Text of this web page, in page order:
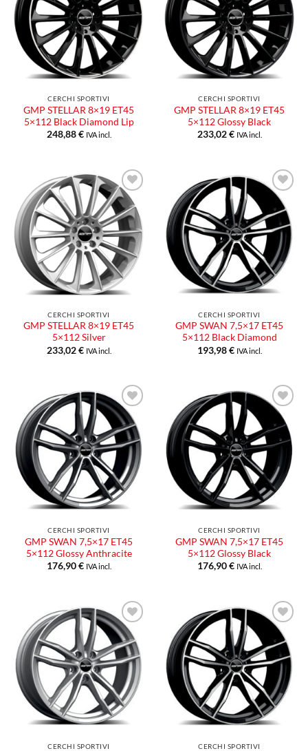
CERCHI SPORTIVI
GMP STELLAR 8×19 ET45
5×112 Black Diamond Lip
248,88€ IVA incl.
CERCHI SPORTIVI
GMP STELLAR 8×19 ET45
5×112 Glossy Black
233,02€ IVA incl.
CERCHI SPORTIVI
GMP STELLAR 8×19 ET45
5×112 Silver
233,02€ IVA incl.
CERCHI SPORTIVI
GMP SWAN 7,5×17 ET45
5×112 Black Diamond
193,98€ IVA incl.
CERCHI SPORTIVI
GMP SWAN 7,5×17 ET45
5×112 Glossy Anthracite
176,90€ IVA incl.
CERCHI SPORTIVI
GMP SWAN 7,5×17 ET45
5×112 Glossy Black
176,90€ IVA incl.
CERCHI SPORTIVI CERCHI SPORTIVI